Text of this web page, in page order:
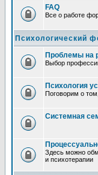
FAQ
Все о работе
Психологический
Проблемы на
Выбор
Психология
Поговорим о
Системная
Здесь можно
и психотерапии